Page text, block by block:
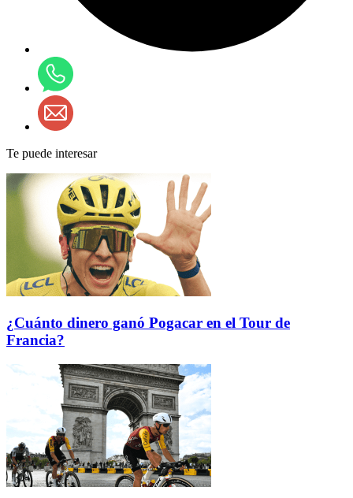
Te puede interesar
¿Cuánto dinero ganó Pogacar en el Tour de
Francia?